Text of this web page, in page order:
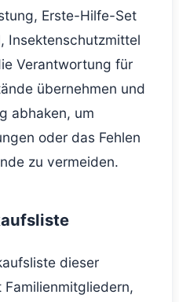
Erste-Hilfe-Set
Insektenschutzmittel
Verantwortung für
übernehmen und
abhaken, um
oder das Fehlen
zu vermeiden.
dieser